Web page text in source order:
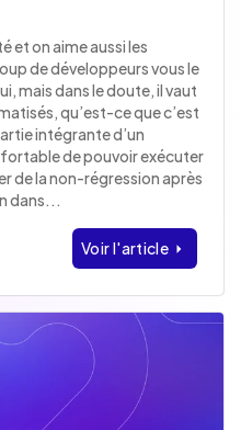
et on aime aussi les
de développeurs vous le
mais dans le doute, il vaut
qu’est-ce que c’est
intégrante d’un
de pouvoir exécuter
de la non-régression après
dans...
Voir l'article